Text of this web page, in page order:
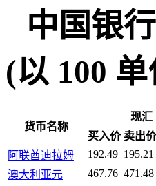
中国银
(以 100
货币名称
现汇
买入价 卖出价
阿联酋迪拉姆
192.49 195.21
澳大利亚元
467.76 471.48